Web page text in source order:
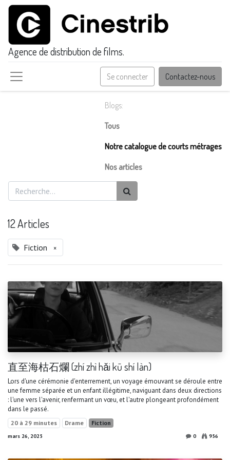
Agence de distribution de films.
Se connecter Contactez-nous
Blogs:
Tous
Notre catalogue de courts métrages
Nos articles
12 Articles
Fiction ×
直至海枯石爛 (zhí zhì hǎi kū shí làn)
Lors d'une cérémonie d'enterrement, un voyage émouvant se déroule entre
une femme séparée et un enfant illégitime, naviguant dans deux directions
: l'une vers l'avenir, renfermant un vœu, et l'autre plongeant profondément
dans le passé.
20 à 29 minutes Drame Fiction
mars 26, 2025 0 956